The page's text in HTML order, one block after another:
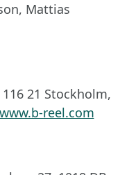
Mattias
21 Stockholm,
www.b-reel.com